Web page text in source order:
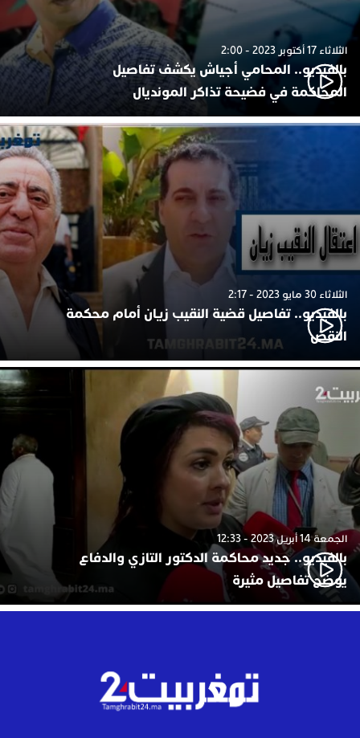
الثلاثاء 17 أكتوبر 2023 - 2:00
بالفيديو.. المحامي أجياش يكشف تفاصيل
المحاكمة في فضيحة تذاكر المونديال
الثلاثاء 30 مايو 2023 - 2:17
بالفيديو.. تفاصيل قضية النقيب زيان أمام محكمة
النقض
الجمعة 14 أبريل 2023 - 12:33
بالفيديو.. جديد محاكمة الدكتور التازي والدفاع
يوضح تفاصيل مثيرة